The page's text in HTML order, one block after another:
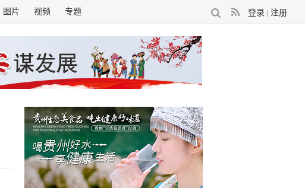
登录 注册
图片 视频 专题